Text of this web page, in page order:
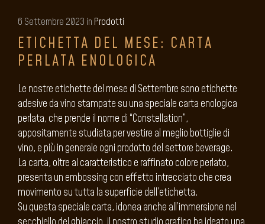
6 Settembre 2023 in Prodotti
ETICHETTA DEL MESE: CARTA
PERLATA ENOLOGICA
Le nostre etichette del mese di Settembre sono etichette
adesive da vino stampate su una speciale carta enologica
perlata, che prende il nome di “Constellation”,
appositamente studiata per vestire al meglio bottiglie di
vino, e più in generale ogni prodotto del settore beverage.
La carta, oltre al caratteristico e raffinato colore perlato,
presenta un embossing con effetto intrecciato che crea
movimento su tutta la superficie dell’etichetta.
Su questa speciale carta, idonea anche all’immersione nel